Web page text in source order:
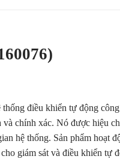
điều khiển tự động
chính xác. Nó được hiệu
hệ thống. Sản phẩm hoạt
giám sát và điều khiển tự